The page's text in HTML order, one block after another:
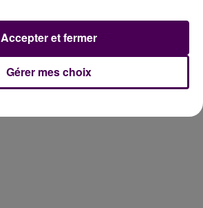
Gérer mes choix
Accepter et fermer